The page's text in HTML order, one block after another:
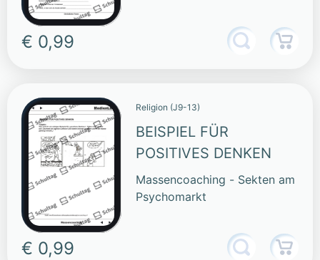
€ 0,99
Religion (J9-13)
BEISPIEL FÜR
POSITIVES DENKEN
Massencoaching - Sekten am
Psychomarkt
€ 0,99